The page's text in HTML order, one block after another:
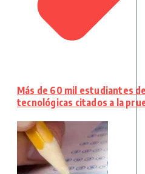
Más de 60 mil estudiantes
tecnológicas citados a la